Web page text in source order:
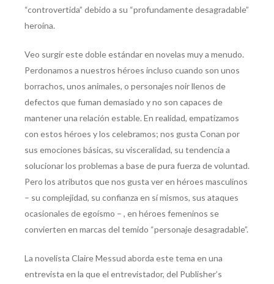
“controvertida” debido a su “profundamente desagradable”
heroína.
Veo surgir este doble estándar en novelas muy a menudo.
Perdonamos a nuestros héroes incluso cuando son unos
borrachos, unos animales, o personajes noir llenos de
defectos que fuman demasiado y no son capaces de
mantener una relación estable. En realidad, empatizamos
con estos héroes y los celebramos; nos gusta Conan por
sus emociones básicas, su visceralidad, su tendencia a
solucionar los problemas a base de pura fuerza de voluntad.
Pero los atributos que nos gusta ver en héroes masculinos
– su complejidad, su confianza en sí mismos, sus ataques
ocasionales de egoísmo – , en héroes femeninos se
convierten en marcas del temido “personaje desagradable”.
La novelista Claire Messud aborda este tema en una
entrevista en la que el entrevistador, del Publisher’s